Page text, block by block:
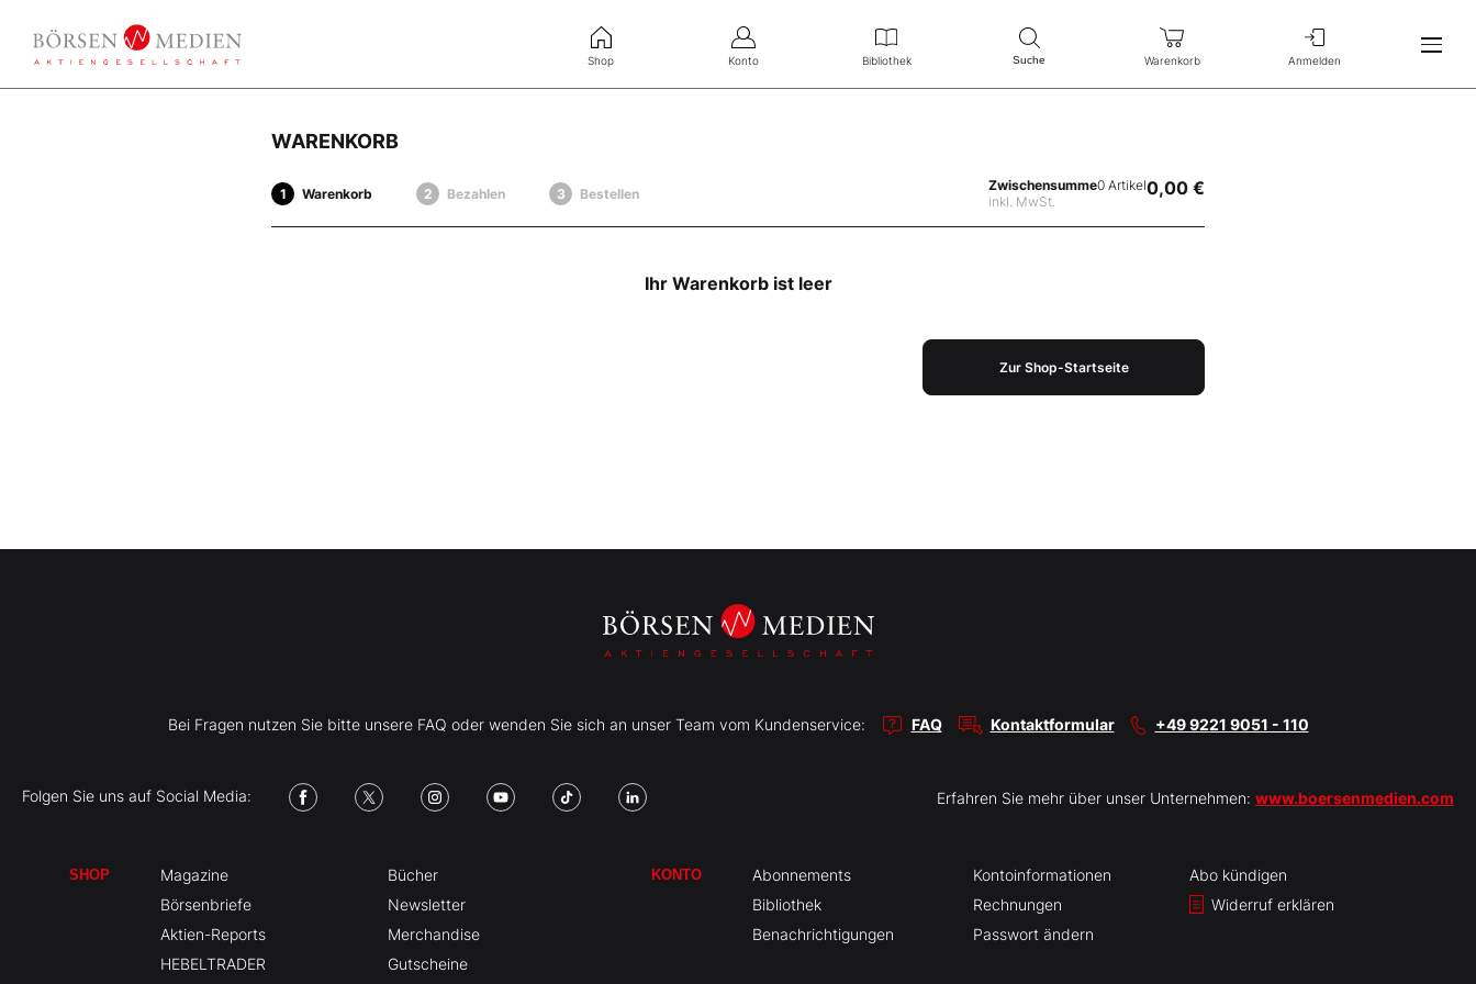
Shop Konto Bibliothek Suche Warenkorb Anmelden
WARENKORB
Warenkorb Bezahlen Bestellen
Zwischensumme
inkl. MwSt.
0 Artikel0,00 €
Ihr Warenkorb ist leer
Zur Shop-Startseite
Bei Fragen nutzen Sie bitte unsere FAQ oder wenden Sie sich an unser Team vom Kundenservice: FAQ Kontaktformular +49 9221 9051 - 110
Folgen Sie uns auf Social Media: Erfahren Sie mehr über unser Unternehmen: www.boersenmedien.com
SHOP
Magazine
Börsenbriefe
Aktien-Reports
HEBELTRADER
Bücher
Newsletter
Merchandise
Gutscheine
KONTO
Abonnements
Bibliothek
Benachrichtigungen
Kontoinformationen
Rechnungen
Passwort ändern
Abo kündigen
Widerruf erklären